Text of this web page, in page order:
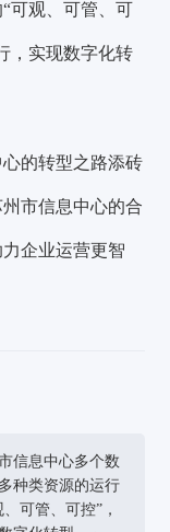
“可观、可管、可
，实现数字化转
的转型之路添砖
市信息中心的合
企业运营更智
信息中心多个数
种类资源的运行
可管、可控”，